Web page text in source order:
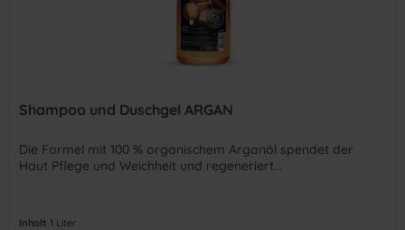
Shampoo und Duschgel ARGAN
Die Formel mit 100 % organischem Arganöl spendet der
Haut Pflege und Weichheit und regeneriert...
Inhalt 1 Liter